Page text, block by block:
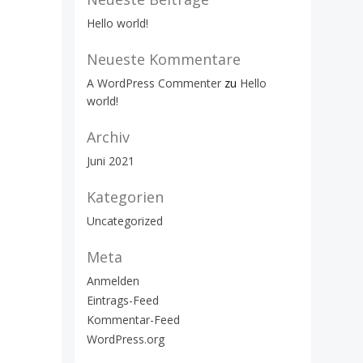
Hello world!
Neueste Kommentare
A WordPress Commenter zu Hello
world!
Archiv
Juni 2021
Kategorien
Uncategorized
Meta
Anmelden
Eintrags-Feed
Kommentar-Feed
WordPress.org